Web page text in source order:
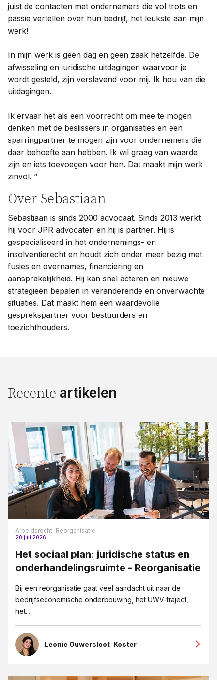
juist de contacten met ondernemers die vol trots en
passie vertellen over hun bedrijf, het leukste aan mijn
werk!
In mijn werk is geen dag en geen zaak hetzelfde. De
afwisseling en juridische uitdagingen waarvoor je
wordt gesteld, zijn verslavend voor mij. Ik hou van die
uitdagingen.
Ik ervaar het als een voorrecht om mee te mogen
denken met de beslissers in organisaties en een
sparringpartner te mogen zijn voor ondernemers die
daar behoefte aan hebben. Ik wil graag van waarde
zijn en iets toevoegen voor hen. Dat maakt mijn werk
zinvol. “
Over Sebastiaan
Sebastiaan is sinds 2000 advocaat. Sinds 2013 werkt
hij voor JPR advocaten en hij is partner. Hij is
gespecialiseerd in het ondernemings- en
insolventierecht en houdt zich onder meer bezig met
fusies en overnames, financiering en
aansprakelijkheid. Hij kan snel acteren en nieuwe
strategieën bepalen in veranderende en onverwachte
situaties. Dat maakt hem een waardevolle
gesprekspartner voor bestuurders en
toezichthouders.
Recente artikelen
Arbeidsrecht, Reorganisatie
20 juli 2026
Het sociaal plan: juridische status en
onderhandelingsruimte - Reorganisatie
Bij een reorganisatie gaat veel aandacht uit naar de
bedrijfseconomische onderbouwing, het UWV-traject,
het...
Leonie Ouwersloot-Koster